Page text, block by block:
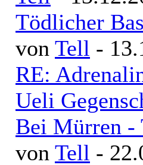
Tödlicher
von Tell -
RE:
Ueli
Bei Mürren -
von Tell -